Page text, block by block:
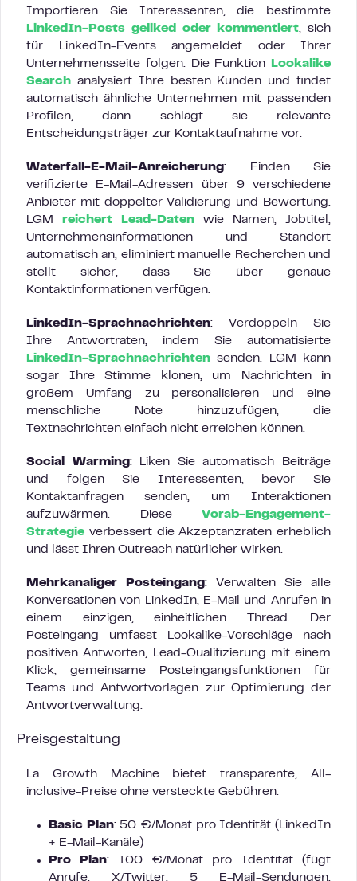
Importieren Sie Interessenten, die bestimmte
LinkedIn-Posts geliked oder kommentiert, sich
für LinkedIn-Events angemeldet oder Ihrer
Unternehmensseite folgen. Die Funktion
Lookalike
Search analysiert Ihre besten Kunden und findet
automatisch ähnliche Unternehmen mit passenden
Profilen, dann schlägt sie relevante
Entscheidungsträger zur Kontaktaufnahme vor.
Waterfall-E-Mail-Anreicherung: Finden Sie
verifizierte E-Mail-Adressen über 9 verschiedene
Anbieter mit doppelter Validierung und Bewertung.
LGM reichert Lead-Daten wie Namen, Jobtitel,
Unternehmensinformationen und Standort
automatisch an, eliminiert manuelle Recherchen und
stellt sicher, dass Sie über genaue
Kontaktinformationen verfügen.
LinkedIn-Sprachnachrichten: Verdoppeln Sie
Ihre Antwortraten, indem Sie automatisierte
LinkedIn-Sprachnachrichten senden. LGM kann
sogar Ihre Stimme klonen, um Nachrichten in
großem Umfang zu personalisieren und eine
menschliche Note hinzuzufügen, die
Textnachrichten einfach nicht erreichen können.
Social Warming: Liken Sie automatisch Beiträge
und folgen Sie Interessenten, bevor Sie
Kontaktanfragen senden, um Interaktionen
aufzuwärmen. Diese Vorab-Engagement-
Strategie verbessert die Akzeptanzraten erheblich
und lässt Ihren Outreach natürlicher wirken.
Mehrkanaliger Posteingang: Verwalten Sie alle
Konversationen von LinkedIn, E-Mail und Anrufen in
einem einzigen, einheitlichen Thread. Der
Posteingang umfasst Lookalike-Vorschläge nach
positiven Antworten, Lead-Qualifizierung mit einem
Klick, gemeinsame Posteingangsfunktionen für
Teams und Antwortvorlagen zur Optimierung der
Antwortverwaltung.
Preisgestaltung
La Growth Machine bietet transparente, All-
inclusive-Preise ohne versteckte Gebühren:
Basic Plan: 50 €/Monat pro Identität (LinkedIn
+ E-Mail-Kanäle)
Pro Plan: 100 €/Monat pro Identität (fügt
Anrufe, X/Twitter, 5 E-Mail-Sendungen,